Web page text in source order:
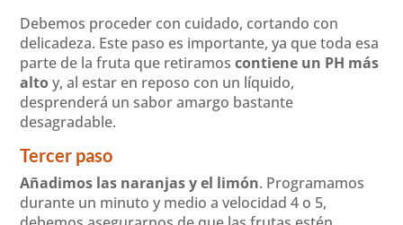
Debemos proceder con cuidado, cortando con
delicadeza. Este paso es importante, ya que toda esa
parte de la fruta que retiramoscontiene un PH más
altoy, al estar en reposo con un líquido,
desprenderá un sabor amargo bastante
desagradable.
Tercer paso
Añadimos las naranjas y el limón. Programamos
durante un minuto y medio a velocidad 4 o 5,